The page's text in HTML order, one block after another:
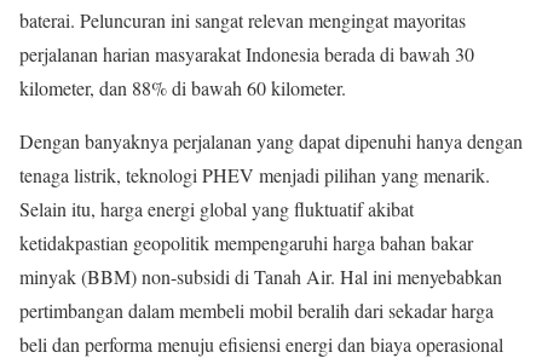
baterai. Peluncuran ini sangat relevan mengingat mayoritas
perjalanan harian masyarakat Indonesia berada di bawah 30
kilometer, dan 88% di bawah 60 kilometer.
Dengan banyaknya perjalanan yang dapat dipenuhi hanya dengan
tenaga listrik, teknologi PHEV menjadi pilihan yang menarik.
Selain itu, harga energi global yang fluktuatif akibat
ketidakpastian geopolitik mempengaruhi harga bahan bakar
minyak (BBM) non-subsidi di Tanah Air. Hal ini menyebabkan
pertimbangan dalam membeli mobil beralih dari sekadar harga
beli dan performa menuju efisiensi energi dan biaya operasional